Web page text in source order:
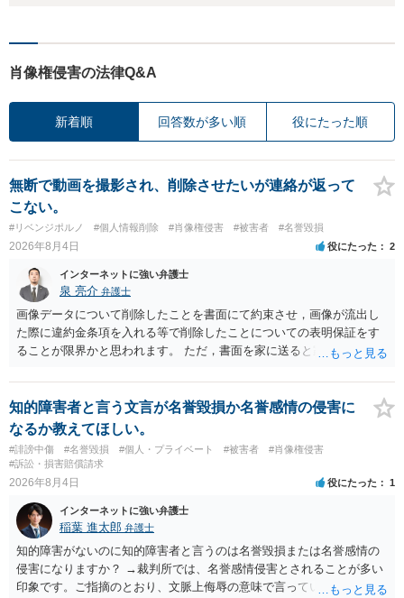
肖像権侵害の法律Q&A
新着順 回答数が多い順 役にたった順
無断で動画を撮影され、削除させたいが連絡が返って
こない。
#リベンジポルノ #個人情報削除 #肖像権侵害 #被害者 #名誉毀損
2026年8月4日 役にたった 2
インターネットに強い弁護士
泉 亮介 弁護士
画像データについて削除したことを書面にて約束させ，画像が流出し
た際に違約金条項を入れる等で削除したことについての表明保証をす
ることが限界かと思われます。 ただ，書面を家に送ると家族に不貞行
除等を求めることは避けたほうが良いかと思われます。
知的障害者と言う文言が名誉毀損か名誉感情の侵害に
なるか教えてほしい。
#誹謗中傷 #名誉毀損 #個人・プライベート #被害者
#肖像権侵害
#訴訟・損害賠償請求
2026年8月4日 役にたった 1
インターネットに強い弁護士
稲葉 進太郎 弁護士
知的障害がないのに知的障害者と言うのは名誉毀損または名誉感情の
侵害になりますか？ →裁判所では、名誉感情侵害とされることが多い
印象です。ご指摘のとおり、文脈上侮辱の意味で言っている点も加味